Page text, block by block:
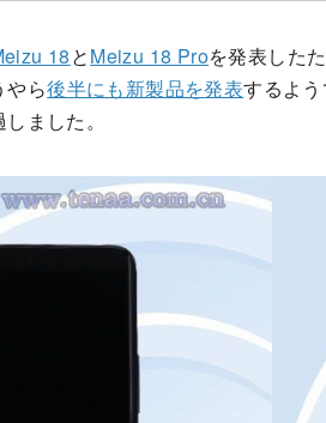
18とMeizu 18 Proを発表した
やら後半にも新製品を発表するよ
ました。